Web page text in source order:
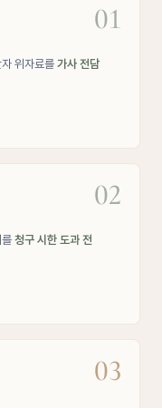
01
자 위자료를 가사 전담
02
를 청구 시한 도과 전
03